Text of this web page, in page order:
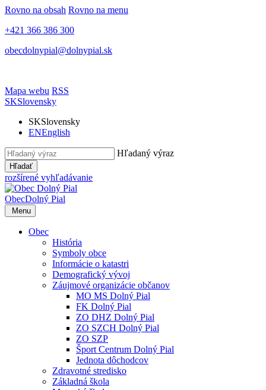
Rovno na obsah Rovno na menu
+421 366 386 300
obecdolnypial@dolnypial.sk
Mapa webu RSS
SKSlovensky
SKSlovensky
ENEnglish
Hľadaný výraz
Hľadať
rozšírené vyhľadávanie
ObecDolný Pial
Menu
Obec
História
Symboly obce
Informácie o katastri
Demografický vývoj
Záujmové organizácie občanov
MO MS Dolný Pial
FK Dolný Pial
ZO DHZ Dolný Pial
ZO SZCH Dolný Pial
ZO SZP
Šport Centrum Dolný Pial
Jednota dôchodcov
Zdravotné stredisko
Základná škola